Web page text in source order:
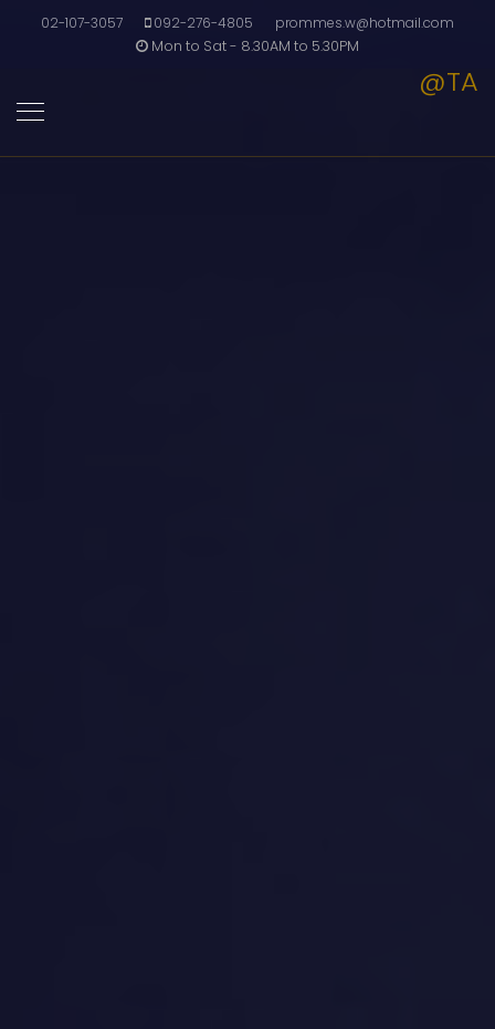
02-107-3057 092-276-4805
prommes.w@hotmail.com
Mon to Sat - 8.30AM to 5.30PM
@TA